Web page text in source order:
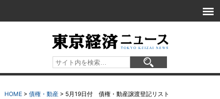
HOME> 債権・動産> 5月19日付 債権・動産譲渡登記リスト